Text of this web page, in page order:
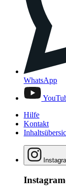
WhatsApp
Hilfe
Kontakt